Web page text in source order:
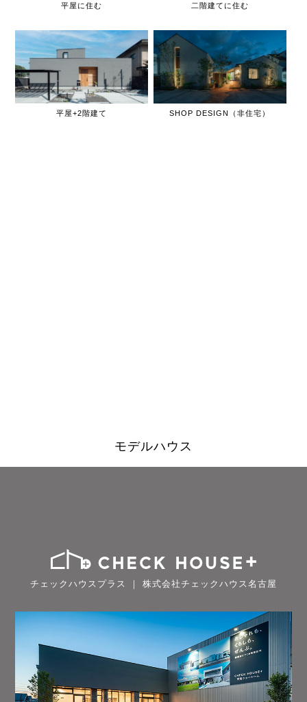
平屋に住む 二階建てに住む
平屋+2階建て SHOP DESIGN（非住宅）
モデルハウス
チェックハウスプラス ｜ 株式会社チェックハウス名古屋